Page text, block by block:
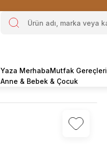
Yaza MerhabaMutfak Gereçleri
Anne & Bebek & Çocuk